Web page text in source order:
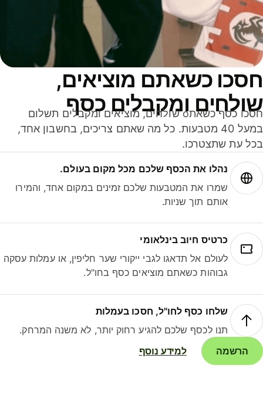
כשאתם מוציאים,
ומקבלים כסף
חסכו כסף כשאתo שולחים, מוציאים ומקבלים תשלום
במעל 40 מטבעות. כל מה שאתם צריכים, בחשבון אחד,
עת שתצטרכו.
נהלו את הכסף שלכם מכל מקום בעולם.
שמרו את המטבעות שלכם זמינים במקום אחד, והמירו
אותם תוך שניות.
כרטיס חיוב בינלאומי
לעולם אל תדאגו לגבי ייקורי שער חליפין, או עמלות עסקה
גבוהות כשאתם מוציאים כסף בחו"ל.
שלחו כסף לחו"ל, חסכו בעמלות
תנו לכסף שלכם להגיע רחוק יותר, לא משנה המרחק.
הרשמה
למידע נוסף